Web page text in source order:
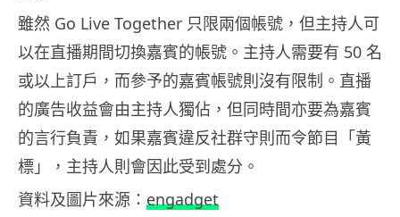
雖然 Go Live Together 只限兩個帳號，但主持人可
以在直播期間切換嘉賓的帳號。主持人需要有 50 名
或以上訂戶，而參予的嘉賓帳號則沒有限制。直播
的廣告收益會由主持人獨佔，但同時間亦要為嘉賓
的言行負責，如果嘉賓違反社群守則而令節目「黃
標」，主持人則會因此受到處分。
資料及圖片來源： engadget